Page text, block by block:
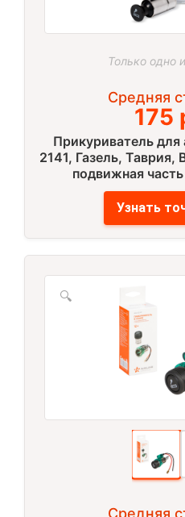
Только одно
Средняя
175
Прикуриватель
2141, Газель,
подвижная
Узнать
🔍
Средняя